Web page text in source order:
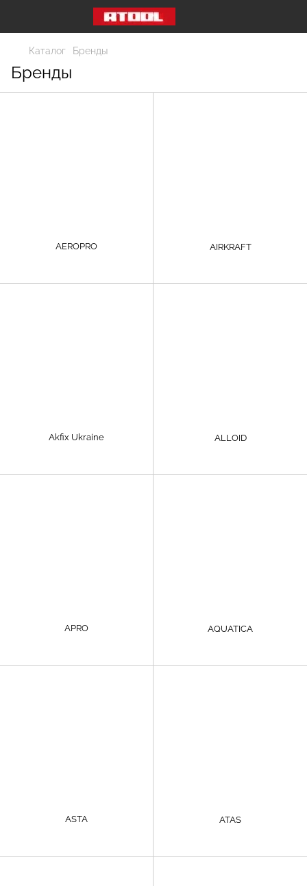
Каталог Бренды
Бренды
AEROPRO AIRKRAFT
Akfix Ukraine ALLOID
APRO AQUATICA
ASTA ATAS